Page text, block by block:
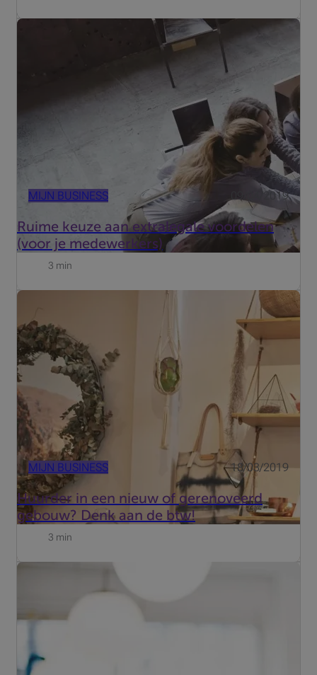
MIJN BUSINESS 09/04/2019
Ruime keuze aan extralegale voordelen
(voor je medewerkers)
In je humanresourcesbeleid speelt het loonpakket een
centrale rol. Vaste elementen ervan zijn het basisloon en
het vakantiegeld, maar de meeste werkgevers voegen er
ook nog één of meer extralegale voordelen aan toe en
3 min
MIJN BUSINESS 18/03/2019
Huurder in een nieuw of gerenoveerd
gebouw? Denk aan de btw!
Ga er even bij zitten! Deze kwestie is immers nogal
3 min
We beginnen bij het begin. Sinds 2018 kunnen KMO's
voor 2019 geldt dit percentage. In 2020 (boekjaar 2021)